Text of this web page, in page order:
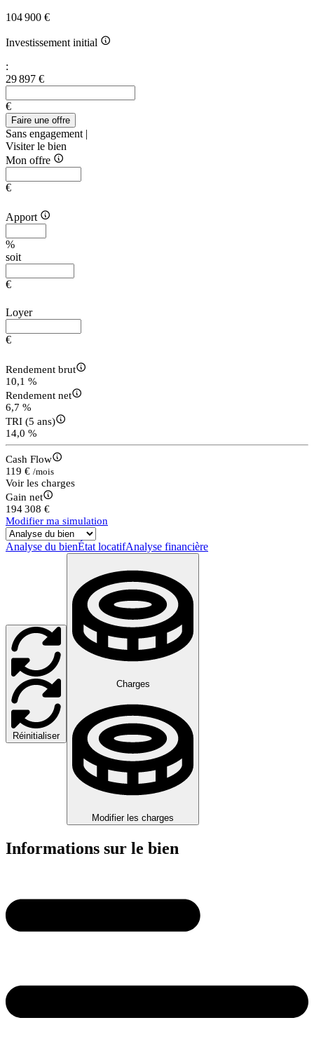
104 900 €
Investissement initial
:
29 897 €
€
Faire une offre
Sans engagement |
Visiter le bien
Mon offre
€
Apport
%
soit
€
Loyer
€
Rendement brut
10,1 %
Rendement net
6,7 %
TRI (5 ans)
14,0 %
Cash Flow
119 € /mois
Voir les charges
Gain net
194 308 €
Modifier ma simulation
Analyse du bienÉtat locatifAnalyse financière
Réinitialiser
Charges
Modifier les charges
Informations sur le bien